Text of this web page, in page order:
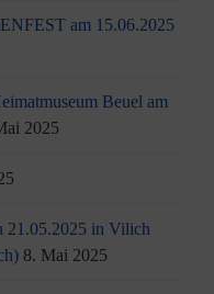
am 15.06.2025
Beuel am
2025
21.05.2025 in Vilich
8. Mai 2025